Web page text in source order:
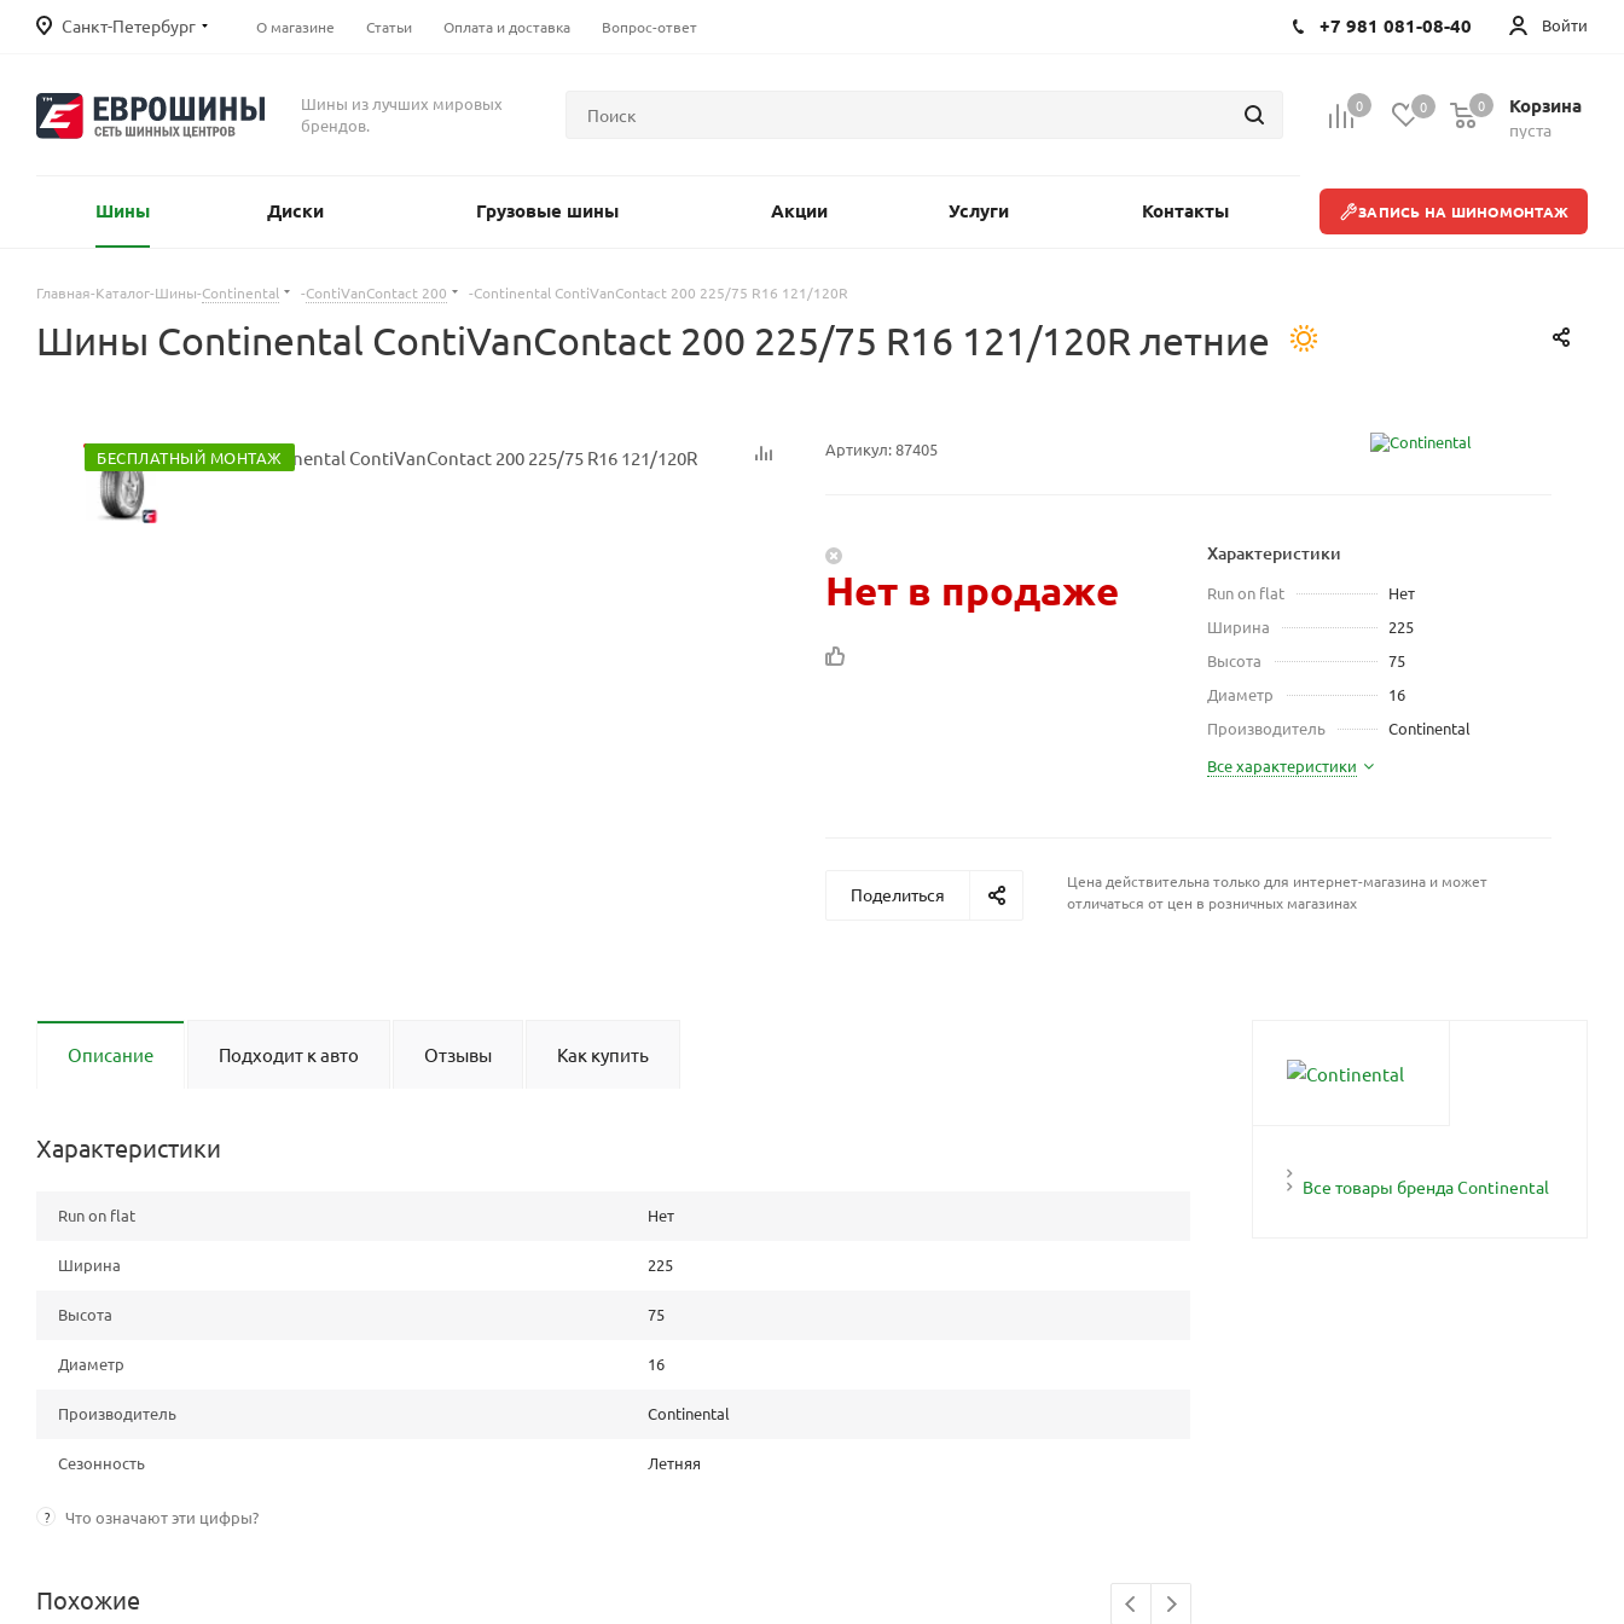
Санкт-Петербург О магазине Статьи Оплата и доставка Вопрос-ответ Войти
+7 981 081-08-40
Шины из лучших мировых
брендов.
0 0 Корзина
пуста
0
Шины Диски Грузовые шины Акции Услуги Контакты ЗАПИСЬ НА ШИНОМОНТАЖ
Главная-Каталог-Шины-Continental -ContiVanContact 200 -Continental ContiVanContact 200 225/75 R16 121/120R
Шины Continental ContiVanContact 200 225/75 R16 121/120R летние
БЕСПЛАТНЫЙ МОНТАЖ Артикул:87405
Нет в продаже
Характеристики
Run on flat
Нет
Ширина
225
Высота
75
Диаметр
16
Производитель
Continental
Все характеристики
Поделиться
Цена действительна только для интернет-магазина и может
отличаться от цен в розничных магазинах
Описание Подходит к авто Отзывы Как купить
Характеристики
Run on flat Нет
Ширина 225
Высота 75
Диаметр 16
Производитель Continental
Сезонность Летняя
? Что означают эти цифры?
Похожие
Все товары бренда Continental